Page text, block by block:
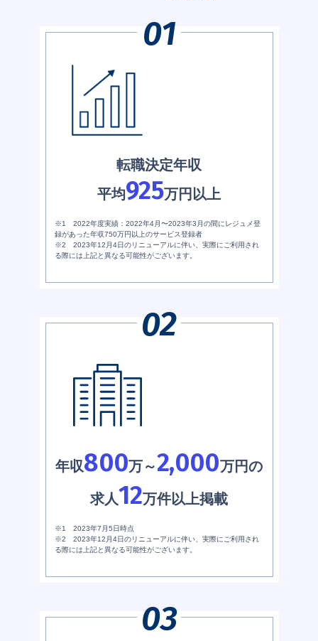
転職決定年収
平均925万円以上
※1 2022年度実績：2022年4月〜2023年3月の間にレジュメ登
録があった年収750万円以上のサービス登録者
※2 2023年12月4日のリニューアルに伴い、実際にご利用され
る際には上記と異なる可能性がございます。
年収800万～2,000万円の
求人12万件以上掲載
※1 2023年7月5日時点
※2 2023年12月4日のリニューアルに伴い、実際にご利用され
る際には上記と異なる可能性がございます。